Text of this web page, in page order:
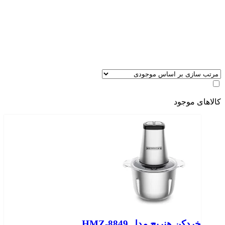
کالاهای موجود